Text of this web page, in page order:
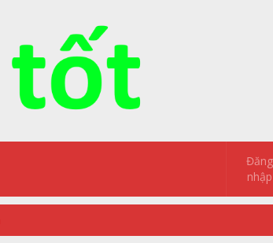
Đăng
nhập